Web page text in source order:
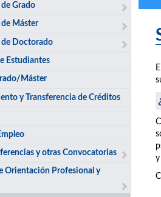
Grado
de Máster
de Doctorado
Estudiantes
Máster
y Transferencia de Créditos
y otras Convocatorias
Orientación Profesional y
y